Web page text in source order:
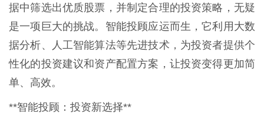
据中筛选出优质股票，并制定合理的投资策略，无疑
是一项巨大的挑战。智能投顾应运而生，它利用大数
据分析、人工智能算法等先进技术，为投资者提供个
性化的投资建议和资产配置方案，让投资变得更加简
单、高效。
**智能投顾：投资新选择**